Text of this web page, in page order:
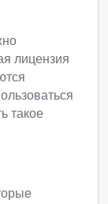
лицензия
такое